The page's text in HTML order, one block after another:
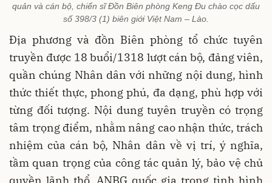
quản và cán bộ, chiến sĩ Đồn Biên phòng Keng Đu chào cọc dấu
số 398/3 (1) biên giới Việt Nam – Lào.
Địa phương và đồn Biên phòng tổ chức tuyên
truyền được 18 buổi/1318 lượt cán bộ, đảng viên,
quần chúng Nhân dân với những nội dung, hình
thức thiết thực, phong phú, đa dạng, phù hợp với
từng đối tượng. Nội dung tuyên truyền có trọng
tâm trọng điểm, nhằm nâng cao nhận thức, trách
nhiệm của cán bộ, Nhân dân về vị trí, ý nghĩa,
tầm quan trọng của công tác quản lý, bảo vệ chủ
quyền lãnh thổ, ANBG quốc gia trong tình hình